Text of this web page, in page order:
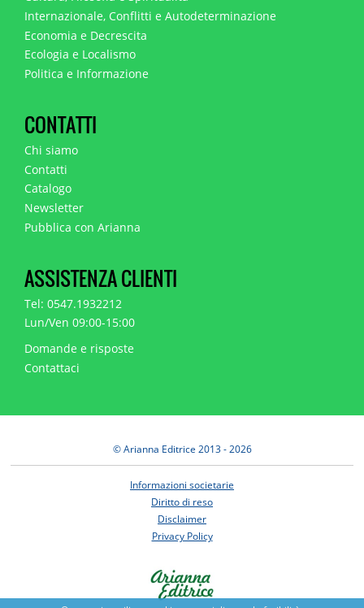
Internazionale, Conflitti e Autodeterminazione
Economia e Decrescita
Ecologia e Localismo
Politica e Informazione
CONTATTI
Chi siamo
Contatti
Catalogo
Newsletter
Pubblica con Arianna
ASSISTENZA CLIENTI
Tel: 0547.1932212
Lun/Ven 09:00-15:00
Domande e risposte
Contattaci
© Arianna Editrice 2013 - 2026
Informazioni societarie
Diritto di reso
Disclaimer
Privacy Policy